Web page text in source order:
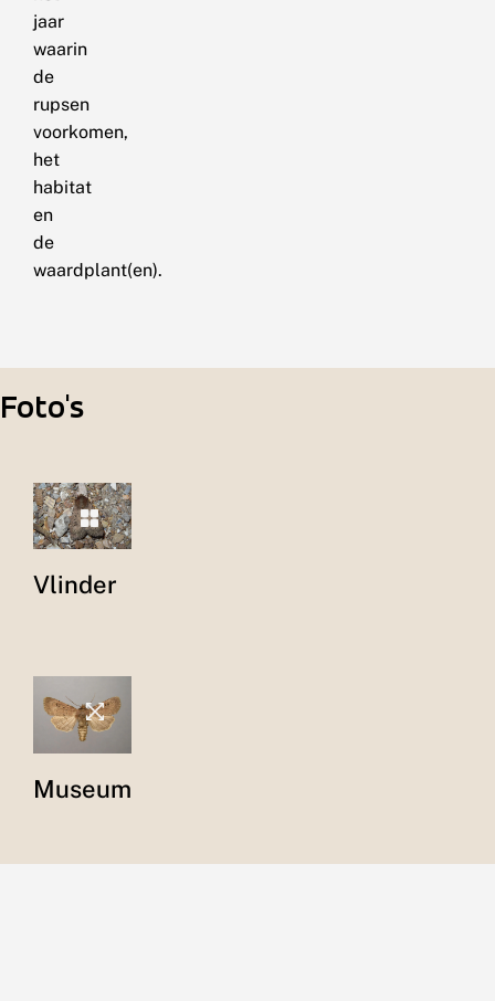
jaar
waarin
de
rupsen
voorkomen,
het
habitat
en
de
waardplant(en).
Foto's
Vlinder
Museum